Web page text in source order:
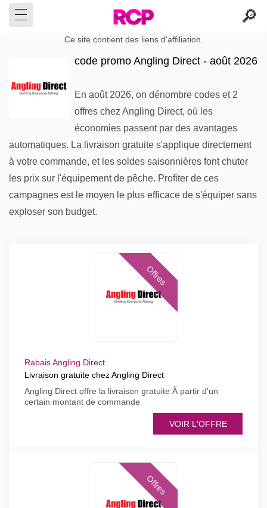
Ce site contient des liens d'affiliation.
code promo Angling Direct - août 2026
En août 2026, on dénombre codes et 2
offres chez Angling Direct, où les
économies passent par des avantages
automatiques. La livraison gratuite s'applique directement
à votre commande, et les soldes saisonnières font chuter
les prix sur l'équipement de pêche. Profiter de ces
campagnes est le moyen le plus efficace de s'équiper sans
exploser son budget.
Offres
Rabais Angling Direct
Livraison gratuite chez Angling Direct
Angling Direct offre la livraison gratuite Ã partir d'un
certain montant de commande
VOIR L'OFFRE
Offres